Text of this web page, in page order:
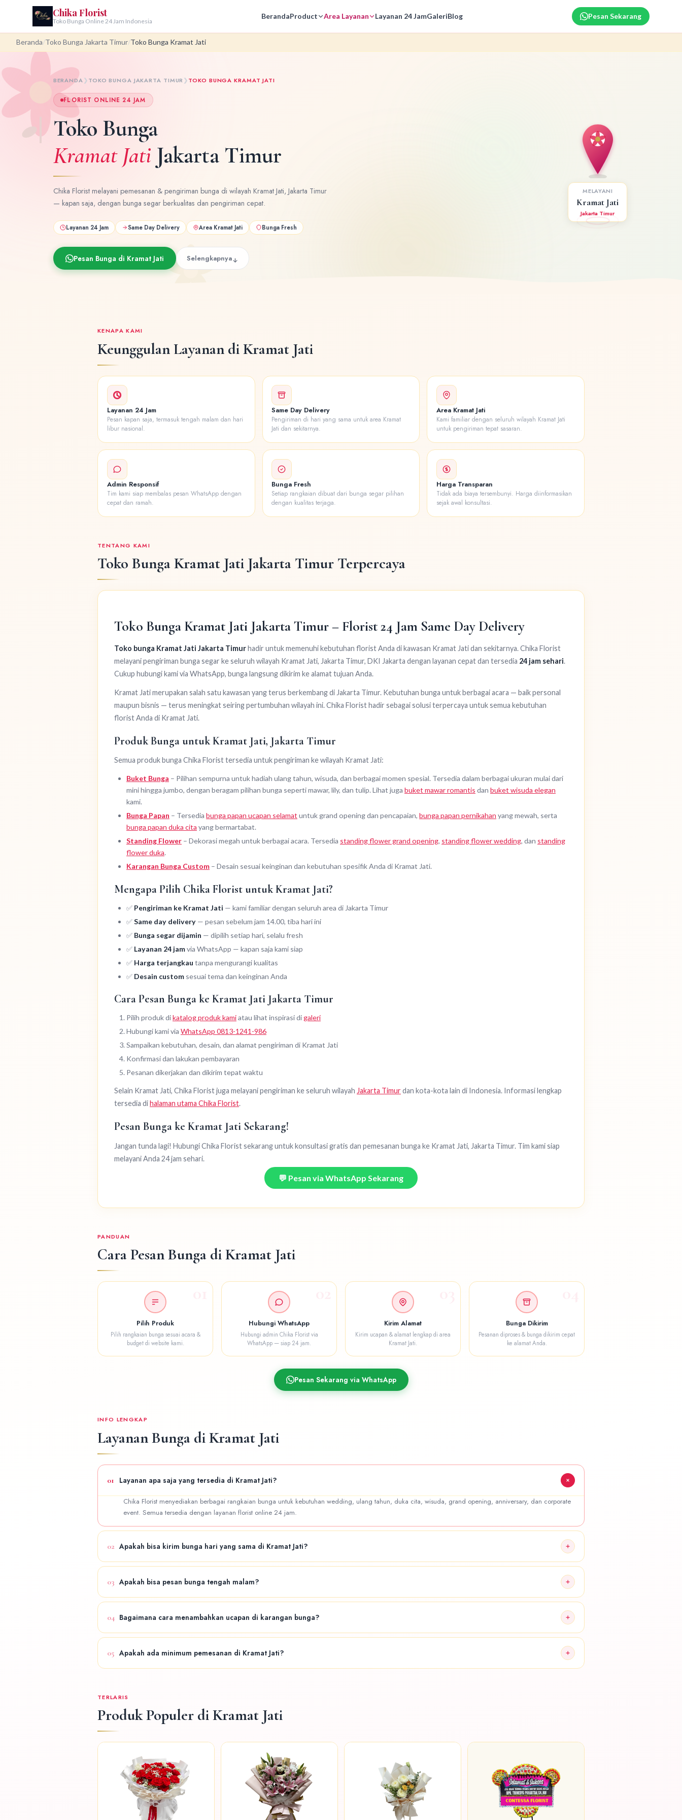
Chika Florist
Toko Bunga Online 24 Jam Indonesia
BerandaProduct Area Layanan Layanan 24 JamGaleriBlog Pesan Sekarang
Beranda/Toko Bunga Jakarta Timur/Toko Bunga Kramat Jati
MELAYANI
Kramat Jati
Jakarta Timur
BERANDA❯TOKO BUNGA JAKARTA TIMUR❯TOKO BUNGA KRAMAT JATI
FLORIST ONLINE 24 JAM
Toko Bunga
Kramat Jati Jakarta Timur
Chika Florist melayani pemesanan & pengiriman bunga di wilayah Kramat Jati, Jakarta Timur
— kapan saja, dengan bunga segar berkualitas dan pengiriman cepat.
Layanan 24 Jam Same Day Delivery Area Kramat Jati Bunga Fresh
Pesan Bunga di Kramat Jati Selengkapnya
KENAPA KAMI
Keunggulan Layanan di Kramat Jati
Layanan 24 Jam
Pesan kapan saja, termasuk tengah malam dan hari
libur nasional.
Same Day Delivery
Pengiriman di hari yang sama untuk area Kramat
Jati dan sekitarnya.
Area Kramat Jati
Kami familiar dengan seluruh wilayah Kramat Jati
untuk pengiriman tepat sasaran.
Admin Responsif
Tim kami siap membalas pesan WhatsApp dengan
cepat dan ramah.
Bunga Fresh
Setiap rangkaian dibuat dari bunga segar pilihan
dengan kualitas terjaga.
Harga Transparan
Tidak ada biaya tersembunyi. Harga diinformasikan
sejak awal konsultasi.
TENTANG KAMI
Toko Bunga Kramat Jati Jakarta Timur Terpercaya
Toko Bunga Kramat Jati Jakarta Timur – Florist 24 Jam Same Day Delivery
Toko bunga Kramat Jati Jakarta Timurhadir untuk memenuhi kebutuhan florist Anda di kawasan Kramat Jati dan sekitarnya. Chika Florist
melayani pengiriman bunga segar ke seluruh wilayah Kramat Jati, Jakarta Timur, DKI Jakarta dengan layanan cepat dan tersedia 24 jam sehari.
Cukup hubungi kami via WhatsApp, bunga langsung dikirim ke alamat tujuan Anda.
Kramat Jati merupakan salah satu kawasan yang terus berkembang di Jakarta Timur. Kebutuhan bunga untuk berbagai acara — baik personal
maupun bisnis — terus meningkat seiring pertumbuhan wilayah ini. Chika Florist hadir sebagai solusi terpercaya untuk semua kebutuhan
florist Anda di Kramat Jati.
Produk Bunga untuk Kramat Jati, Jakarta Timur
Semua produk bunga Chika Florist tersedia untuk pengiriman ke wilayah Kramat Jati:
Buket Bunga – Pilihan sempurna untuk hadiah ulang tahun, wisuda, dan berbagai momen spesial. Tersedia dalam berbagai ukuran mulai dari
mini hingga jumbo, dengan beragam pilihan bunga seperti mawar, lily, dan tulip. Lihat juga buket mawar romantis dan buket wisuda elegan
kami.
Bunga Papan – Tersedia bunga papan ucapan selamat untuk grand opening dan pencapaian, bunga papan pernikahan yang mewah, serta
bunga papan duka cita yang bermartabat.
Standing Flower – Dekorasi megah untuk berbagai acara. Tersedia standing flower grand opening, standing flower wedding, dan standing
flower duka.
Karangan Bunga Custom – Desain sesuai keinginan dan kebutuhan spesifik Anda di Kramat Jati.
Mengapa Pilih Chika Florist untuk Kramat Jati?
✅ Pengiriman ke Kramat Jati — kami familiar dengan seluruh area di Jakarta Timur
✅Same day delivery — pesan sebelum jam 14.00, tiba hari ini
✅ Bunga segar dijamin — dipilih setiap hari, selalu fresh
✅ Layanan 24 jamvia WhatsApp — kapan saja kami siap
✅ Harga terjangkau tanpa mengurangi kualitas
✅ Desain custom sesuai tema dan keinginan Anda
Cara Pesan Bunga ke Kramat Jati Jakarta Timur
Pilih produk dikatalog produk kamiatau lihat inspirasi digaleri
Hubungi kami via WhatsApp 0813-1241-986
Sampaikan kebutuhan, desain, dan alamat pengiriman di Kramat Jati
Konfirmasi dan lakukan pembayaran
Pesanan dikerjakan dan dikirim tepat waktu
Selain Kramat Jati, Chika Florist juga melayani pengiriman ke seluruh wilayah Jakarta Timurdan kota-kota lain di Indonesia. Informasi lengkap
tersedia dihalaman utama Chika Florist.
Pesan Bunga ke Kramat Jati Sekarang!
Jangan tunda lagi! Hubungi Chika Florist sekarang untuk konsultasi gratis dan pemesanan bunga ke Kramat Jati, Jakarta Timur. Tim kami siap
melayani Anda 24 jam sehari.
💬 Pesan via WhatsApp Sekarang
PANDUAN
Cara Pesan Bunga di Kramat Jati
Pilih Produk
Pilih rangkaian bunga sesuai acara &
budget di website kami.
Hubungi WhatsApp
Hubungi admin Chika Florist via
WhatsApp — siap 24 jam.
Kirim Alamat
Kirim ucapan & alamat lengkap di area
Kramat Jati.
Bunga Dikirim
Pesanan diproses & bunga dikirim cepat
ke alamat Anda.
Pesan Sekarang via WhatsApp
INFO LENGKAP
Layanan Bunga di Kramat Jati
01 Layanan apa saja yang tersedia di Kramat Jati?
Chika Florist menyediakan berbagai rangkaian bunga untuk kebutuhan wedding, ulang tahun, duka cita, wisuda, grand opening, anniversary, dan corporate
event. Semua tersedia dengan layanan florist online 24 jam.
02 Apakah bisa kirim bunga hari yang sama di Kramat Jati?
Ya! Tersedia layanan same day delivery untuk area Kramat Jati dan sekitarnya. Hubungi admin untuk konfirmasi ketersediaan jadwal pengiriman.
03 Apakah bisa pesan bunga tengah malam?
Bisa. Layanan florist online kami tersedia 24 jam penuh — termasuk malam hari, weekend, dan hari libur nasional.
04 Bagaimana cara menambahkan ucapan di karangan bunga?
Cukup informasikan teks ucapan yang diinginkan saat menghubungi admin via WhatsApp. Kami akan menyiapkan kartu ucapan sesuai permintaan.
05 Apakah ada minimum pemesanan di Kramat Jati?
TERLARIS
Produk Populer di Kramat Jati